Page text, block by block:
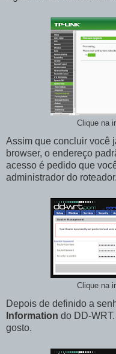
Clique na
Assim que concluir você
browser, o endereço
acesso é pedido que
administrador do roteador.
Clique na
Depois de definido a
Information do DD-
gosto.